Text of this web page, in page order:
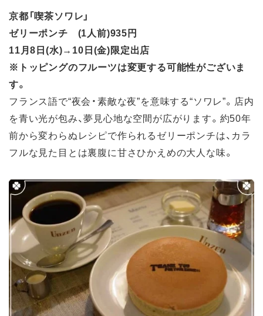
京都「喫茶ソワレ」
ゼリーポンチ (1人前)935円
11月8日(水)→10日(金)限定出店
※トッピングのフルーツは変更する可能性がございま
す。
フランス語で“夜会・素敵な夜”を意味する“ソワレ”。店内
を青い光が包み、夢見心地な空間が広がります。約50年
前から変わらぬレシピで作られるゼリーポンチは、カラ
フルな見た目とは裏腹に甘さひかえめの大人な味。